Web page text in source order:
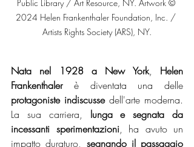
Public Library / Art Resource, NY. Artwork ©
2024 Helen Frankenthaler Foundation, Inc. /
Artists Rights Society (ARS), NY.
Nata nel 1928 a New York, Helen
Frankenthaler
protagoniste indiscusse dell'arte moderna.
La sua carriera, lunga e segnata da
incessanti sperimentazioni, ha avuto un
impatto duraturo, segnando il passaggio